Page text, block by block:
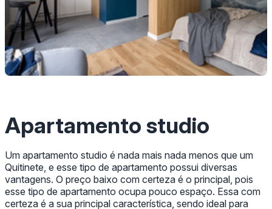
Apartamento studio
Um apartamento studio é nada mais nada menos que um
Quitinete, e esse tipo de apartamento possui diversas
vantagens. O preço baixo com certeza é o principal, pois
esse tipo de apartamento ocupa pouco espaço. Essa com
certeza é a sua principal característica, sendo ideal para